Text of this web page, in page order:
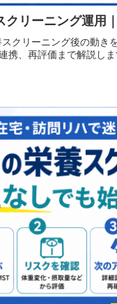
クリーニング運用
クリーニング後の動き
携、再評価まで解説し